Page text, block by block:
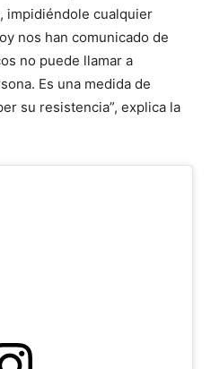
impidiéndole cualquier
nos han comunicado de
no puede llamar a
Es una medida de
su resistencia”, explica la